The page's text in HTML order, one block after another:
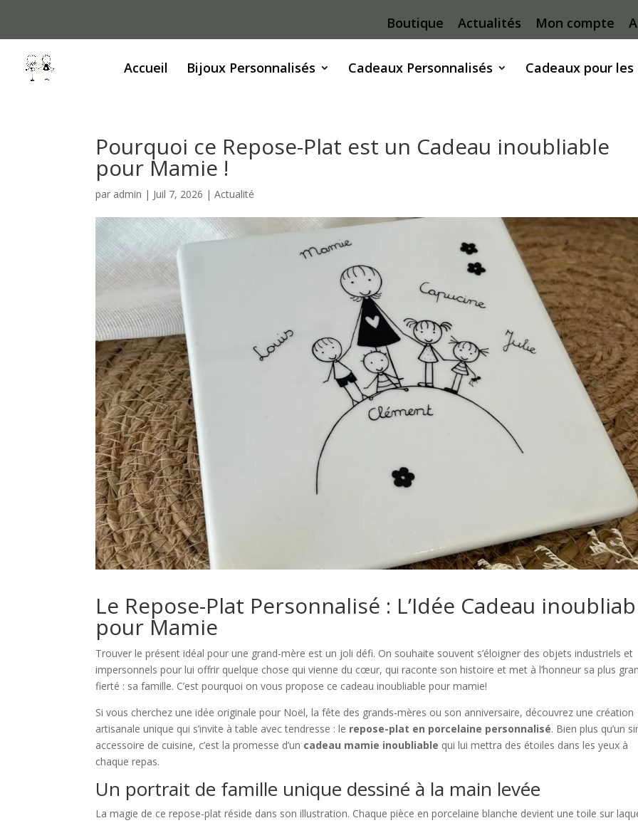
Boutique Actualités Mon compte
Accueil Bijoux Personnalisés Cadeaux Personnalisés Cadeaux pour les
Pourquoi ce Repose-Plat est un Cadeau inoubliable
pour Mamie !
par admin | Juil 7, 2026 |Actualité
Le Repose-Plat Personnalisé : L’Idée Cadeau
pour Mamie
Trouver le présent idéal pour une grand-mère est un joli défi. On souhaite souvent s’éloigner des objets industriels et
impersonnels pour lui offrir quelque chose qui vienne du cœur, qui raconte son histoire et met à l’honneur sa plus
fierté : sa famille. C’est pourquoi on vous propose ce cadeau inoubliable pour mamie!
Si vous cherchez une idée originale pour Noël, la fête des grands-mères ou son anniversaire, découvrez une création
artisanale unique qui s’invite à table avec tendresse : le repose-plat en porcelaine personnalisé. Bien plus qu’un
accessoire de cuisine, c’est la promesse d’un cadeau mamie inoubliable qui lui mettra des étoiles dans les yeux à
chaque repas.
Un portrait de famille unique dessiné à la main levée
La magie de ce repose-plat réside dans son illustration. Chaque pièce en porcelaine blanche devient une toile sur